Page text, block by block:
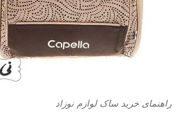
راهنمای خرید ساک لوازم نوزاد